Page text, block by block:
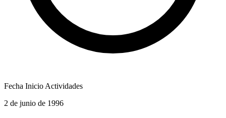
Fecha Inicio Actividades
2 de junio de 1996